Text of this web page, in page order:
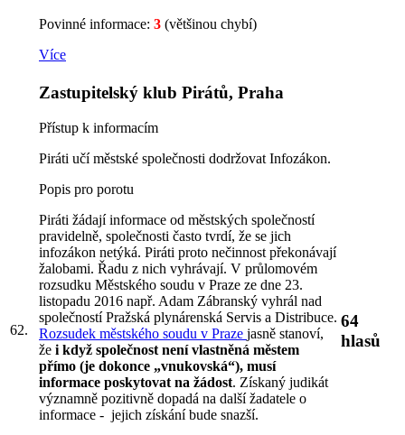
Povinné informace: 3 (většinou chybí)
Více
62.
Zastupitelský klub Pirátů, Praha
Přístup k informacím
Piráti učí městské společnosti dodržovat Infozákon.
Popis pro porotu
Piráti žádají informace od městských společností
pravidelně, společnosti často tvrdí, že se jich
infozákon netýká. Piráti proto nečinnost překonávají
žalobami. Řadu z nich vyhrávají. V průlomovém
rozsudku Městského soudu v Praze ze dne 23.
listopadu 2016 např. Adam Zábranský vyhrál nad
společností Pražská plynárenská Servis a Distribuce.
Rozsudek městského soudu v Praze jasně stanoví,
že i když společnost není vlastněná městem
přímo (je dokonce „vnukovská“), musí
informace poskytovat na žádost. Získaný judikát
významně pozitivně dopadá na další žadatele o
informace - jejich získání bude snazší.
64
hlasů